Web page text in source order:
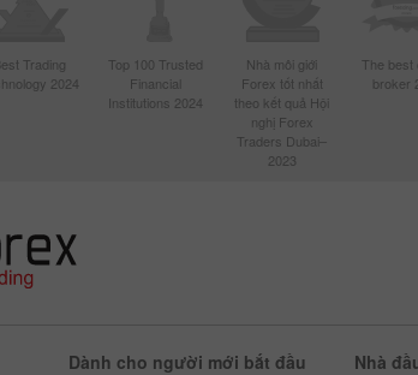
Trading
2024
Top 100 Trusted
Financial
Institutions 2024
Nhà môi giới
Forex tốt nhất
theo kết quả Hội
nghị Forex
Traders Dubai–
2023
The best
broker
Dành cho người mới bắt đầu
Nhà